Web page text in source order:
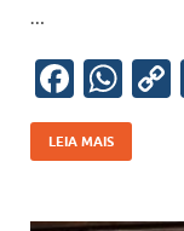
k
p
…
F
ac
e
W
h
at
LEIA MAIS